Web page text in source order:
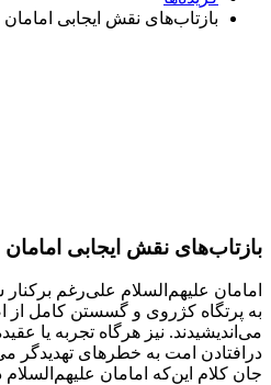
بازتاب‌های نقش ایجابی
بازتاب‌های نقش ایجابی
امامان علیهم‌السلام علی‌رغم
به پرتگاه کژروی و گسستن کامل از
می‌اندیشیدند. نیز هرگاه تجربه یا
درافتادن امت به خطرهای تهدیدگر
جان کلام این‌که امامان